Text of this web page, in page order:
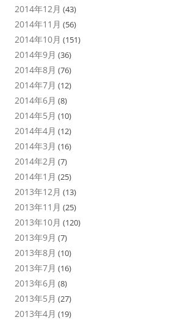
2014年12月 (43)
2014年11月 (56)
2014年10月 (151)
2014年9月 (36)
2014年8月 (76)
2014年7月 (12)
2014年6月 (8)
2014年5月 (10)
2014年4月 (12)
2014年3月 (16)
2014年2月 (7)
2014年1月 (25)
2013年12月 (13)
2013年11月 (25)
2013年10月 (120)
2013年9月 (7)
2013年8月 (10)
2013年7月 (16)
2013年6月 (8)
2013年5月 (27)
2013年4月 (19)